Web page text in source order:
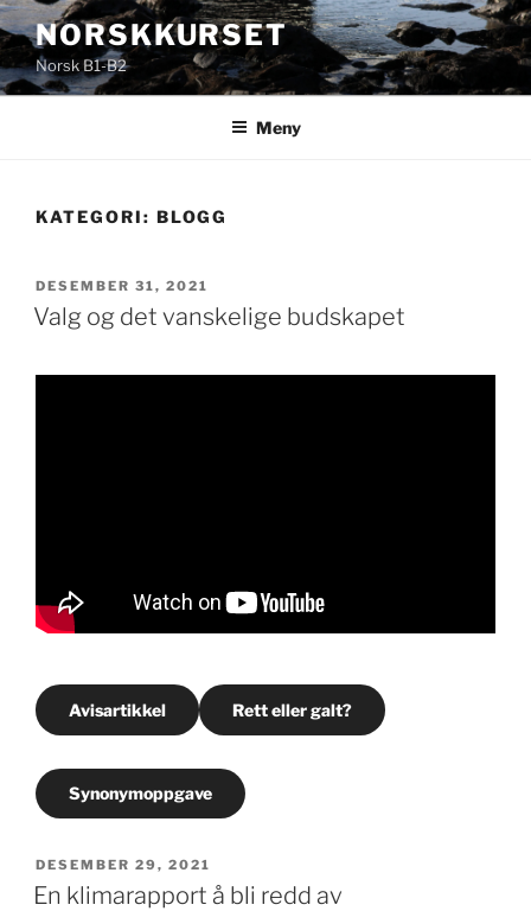
Gå
til
innhold
NORSKKURSET
Norsk B1-B2
Meny
KATEGORI: BLOGG
PUBLISERT
DESEMBER 31, 2021
Valg og det vanskelige budskapet
Avisartikkel Rett eller galt?
Synonymoppgave
PUBLISERT
DESEMBER 29, 2021
En klimarapport å bli redd av